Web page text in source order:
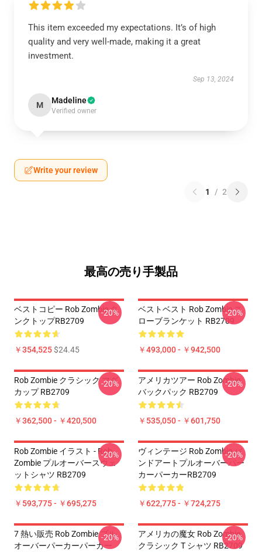
This item exceeded my expectations. It’s of high
quality and very well-made, making it a great
investment.
Sep 13, 2024
M Madeline
Verified owner
Write your review
1 / 2
最高の売り手製品
ベストコピー Rob Zombie タ
ンクトップRB2709
￥354,525$24.45
-20%
ベストベスト Rob Zombie ス
ローブランケット RB2709
￥493,000 - ￥942,500
-20%
Rob Zombie クラシック マグ
カップ RB2709
￥362,500 - ￥420,500
-20%
アメリカツアー Rob Zombie
バックパック RB2709
￥535,050 - ￥601,750
-20%
Rob Zombie イラスト - Rob
Zombie プルオーバースウェ
ットシャツ RB2709
￥593,775 - ￥695,275
-20%
ヴィンテージ Rob Zombie バ
ンドアートプルオーバーパー
カーパーカーRB2709
￥622,775 - ￥724,275
-20%
7 熱い販売 Rob Zombie プル
オーバーパーカーパーカー
-20%
アメリカの魔女 Rob Zombie
クラシック T シャツ RB2709
-20%